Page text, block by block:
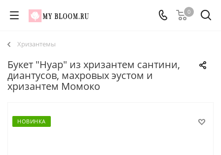
0
Хризантемы
Букет "Нуар" из хризантем сантини,
диантусов, махровых эустом и
хризантем Момоко
НОВИНКА